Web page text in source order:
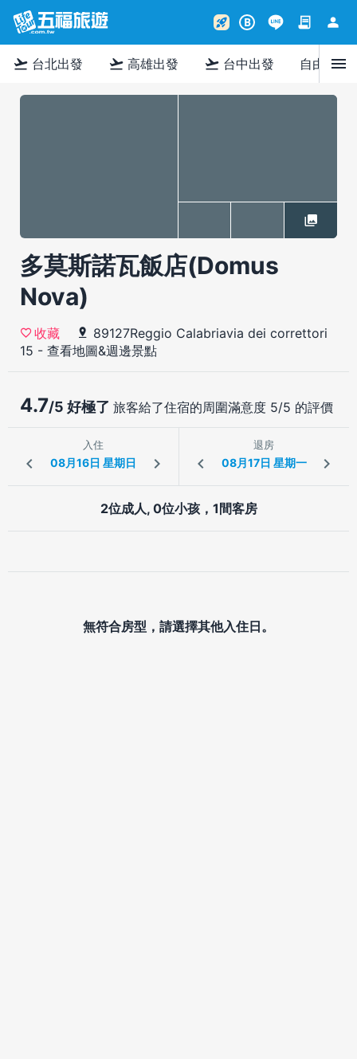
rocket_launch B contract person
flight_takeoff 台北出發 flight_takeoff 高雄出發 flight_takeoff 台中出發 自由行menu
多莫斯諾瓦飯店(Domus
Nova)
收藏
89127Reggio Calabriavia dei correttori
15 - 查看地圖&週邊景點
4.7/5 好極了 旅客給了住宿的周圍滿意度 5/5 的評價
入住 退房
2位成人, 0位小孩，1間客房
無符合房型，請選擇其他入住日。